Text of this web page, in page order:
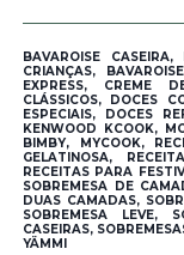
BAVAROISE
CRIANÇAS,
EXPRESS, CREME
CLÁSSICOS, DOCES
ESPECIAIS, DOCES
KENWOOD KCOOK,
BIMBY, MYCOOK,
GELATINOSA,
RECEITAS PARA
SOBREMESA DE
DUAS CAMADAS,
SOBREMESA LEVE,
CASEIRAS,
YÄMMI